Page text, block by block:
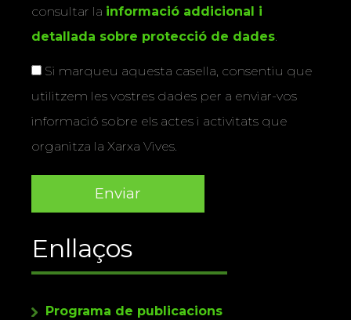
consultar la informació addicional i
detallada sobre protecció de dades
Si marqueu aquesta casella, consentiu que
utilitzem les vostres dades per a enviar-vos
informació sobre els actes i activitats que
organitza la Xarxa Vives.
Enllaços
Programa de publicacions